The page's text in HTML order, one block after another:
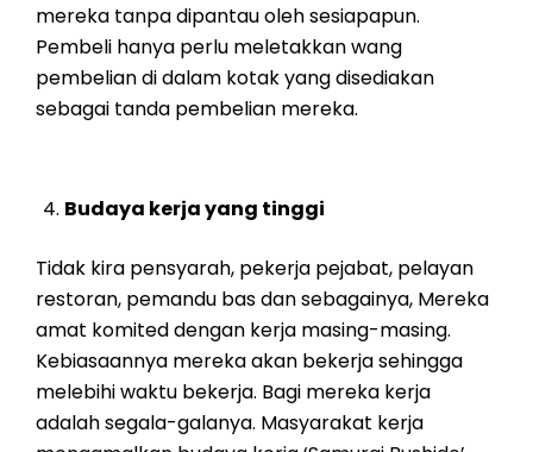
mereka tanpa dipantau oleh sesiapapun.
Pembeli hanya perlu meletakkan wang
pembelian di dalam kotak yang disediakan
sebagai tanda pembelian mereka.
Budaya kerja yang tinggi
Tidak kira pensyarah, pekerja pejabat, pelayan
restoran, pemandu bas dan sebagainya, Mereka
amat komited dengan kerja masing-masing.
Kebiasaannya mereka akan bekerja sehingga
melebihi waktu bekerja. Bagi mereka kerja
adalah segala-galanya. Masyarakat kerja